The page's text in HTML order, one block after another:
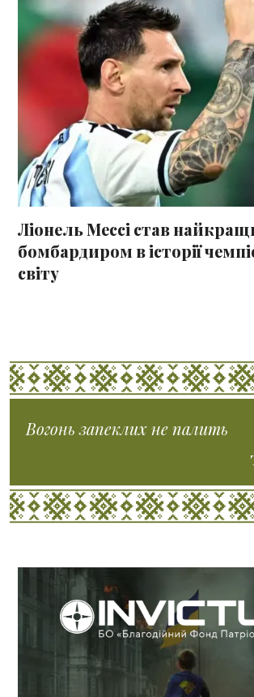
Ліонель Мессі став
бомбардиром в історії
світу
Вогонь запеклих не палить